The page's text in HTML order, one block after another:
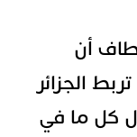
أن
الجزائر
كل ما في